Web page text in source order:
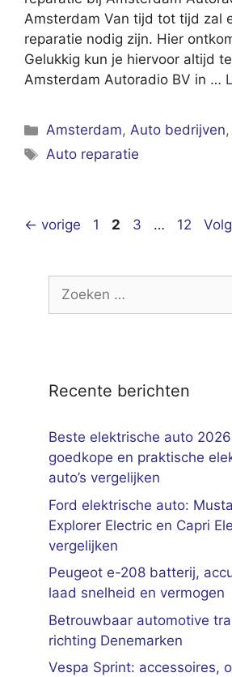
Amsterdam Van tijd tot tijd zal
reparatie nodig zijn. Hier
Gelukkig kun je hiervoor altijd
Amsterdam Autoradio BV in …
Categorieën
Amsterdam,Auto bedrijven,
Tags
Auto reparatie
← vorige Pagina
1 Pagina
2 Pagina
3 … Pagina
12
Zoek
Recente berichten
Beste elektrische auto
goedkope en praktische
auto’s vergelijken
Ford elektrische auto:
Explorer Electric en Capri
vergelijken
Peugeot e-208 batterij,
laad snelheid en vermogen
Betrouwbaar automotive
richting Denemarken
Vespa Sprint: accessoires,